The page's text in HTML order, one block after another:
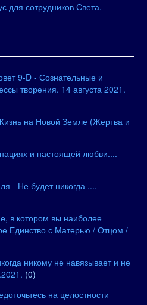
для сотрудников Света.
9-D - Сознательные и
творения. 14 августа 2021.
на Новой Земле (Жертва и
и настоящей любви....
- Не будет никогда ....
в котором вы наиболее
Единство с Матерью / Отцом /
никому не навязывает и не
(0)
на целостности